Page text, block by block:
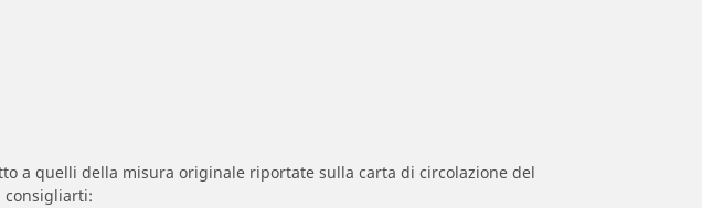
a quelli della misura originale riportate sulla carta di circolazione del
consigliarti: